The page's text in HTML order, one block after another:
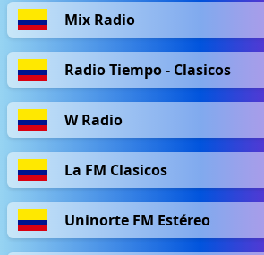
Mix Radio
Radio Tiempo - Clasicos
W Radio
La FM Clasicos
Uninorte FM Estéreo